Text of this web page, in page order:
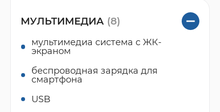
МУЛЬТИМЕДИА (8)
мультимедиа система с ЖК-
экраном
беспроводная зарядка для
смартфона
USB